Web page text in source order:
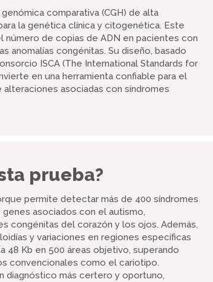
comparativa (CGH) de alta
la genética clínica y citogenética. Este
de copias de ADN en pacientes con
anomalías congénitas. Su diseño, basado
ISCA (The International Standards for
en una herramienta confiable para el
asociadas con síndromes
prueba?
permite detectar más de 400 síndromes
asociados con el autismo,
congénitas del corazón y los ojos. Además,
y variaciones en regiones específicas
48 Kb en 500 áreas objetivo, superando
convencionales como el cariotipo.
diagnóstico más certero y oportuno,